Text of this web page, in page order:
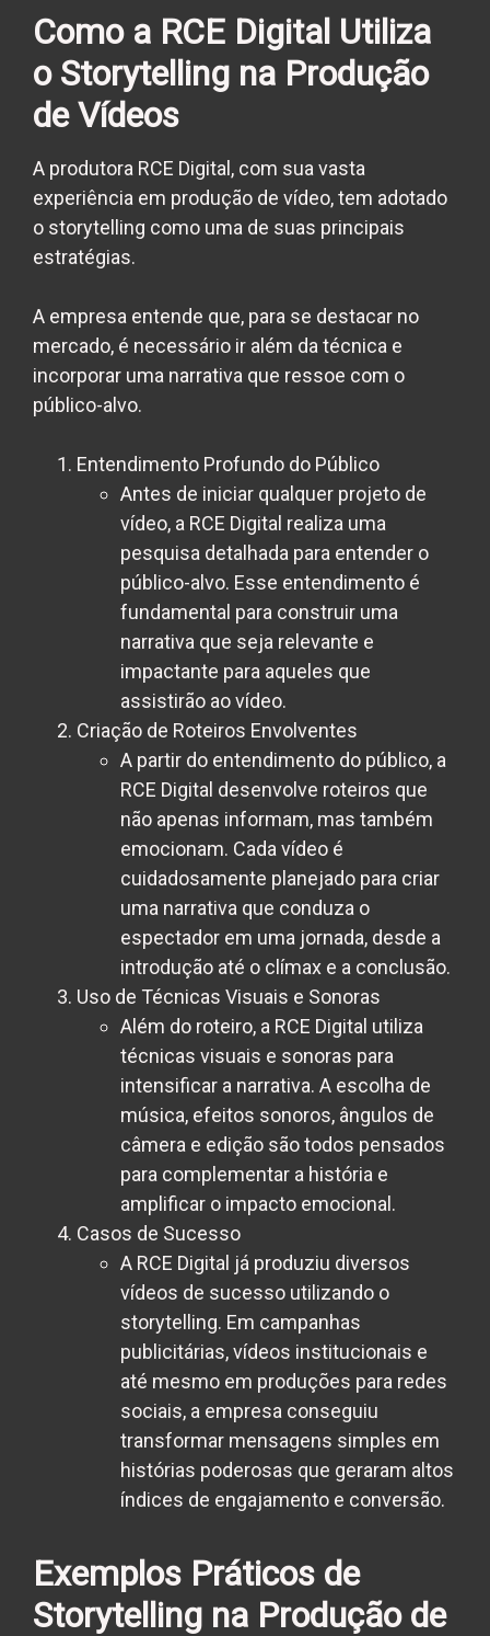
Como a RCE Digital Utiliza
o Storytelling na Produção
de Vídeos
A produtora RCE Digital, com sua vasta
experiência em produção de vídeo, tem adotado
o storytelling como uma de suas principais
estratégias.
A empresa entende que, para se destacar no
mercado, é necessário ir além da técnica e
incorporar uma narrativa que ressoe com o
público-alvo.
Entendimento Profundo do Público
Antes de iniciar qualquer projeto de
vídeo, a RCE Digital realiza uma
pesquisa detalhada para entender o
público-alvo. Esse entendimento é
fundamental para construir uma
narrativa que seja relevante e
impactante para aqueles que
assistirão ao vídeo.
Criação de Roteiros Envolventes
A partir do entendimento do público, a
RCE Digital desenvolve roteiros que
não apenas informam, mas também
emocionam. Cada vídeo é
cuidadosamente planejado para criar
uma narrativa que conduza o
espectador em uma jornada, desde a
introdução até o clímax e a conclusão.
Uso de Técnicas Visuais e Sonoras
Além do roteiro, a RCE Digital utiliza
técnicas visuais e sonoras para
intensificar a narrativa. A escolha de
música, efeitos sonoros, ângulos de
câmera e edição são todos pensados
para complementar a história e
amplificar o impacto emocional.
Casos de Sucesso
A RCE Digital já produziu diversos
vídeos de sucesso utilizando o
storytelling. Em campanhas
publicitárias, vídeos institucionais e
até mesmo em produções para redes
sociais, a empresa conseguiu
transformar mensagens simples em
histórias poderosas que geraram altos
índices de engajamento e conversão.
Exemplos Práticos de
Storytelling na Produção de